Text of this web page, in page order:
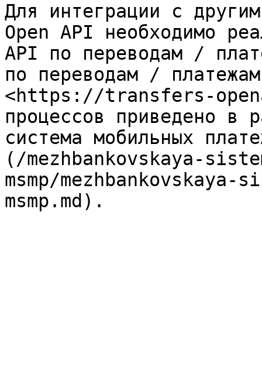
Для интеграции с
Open API необходимо
API по переводам /
по переводам /
<https://transfers-
процессов приведено в
система мобильных
(/mezhbankovskaya-
msmp/